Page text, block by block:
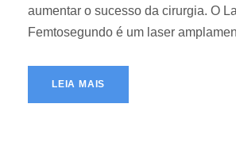
aumentar o sucesso da cirurgia. O
Femtosegundo é um laser
LEIA MAIS